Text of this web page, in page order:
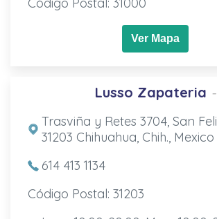
Ver Mapa
Lusso Zapateria -
Trasviña y Retes 3704, San
31203 Chihuahua, Chih., Mexico
614 413 1134
Código Postal: 31203